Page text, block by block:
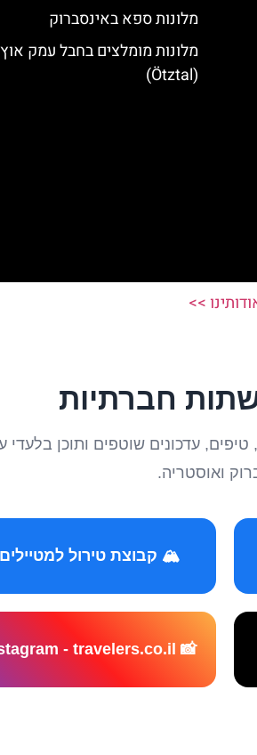
מלונות ספא באינסברוק
מלונות מומלצים בחבל עמק אוץ
(Ötztal)
>>
חברתיות
עדכונים שוטפים ותוכן בלעדי
ואוסטריה.
🏔️ קבוצת טירול למטיילים
📸 Instagram - travelers.co.il